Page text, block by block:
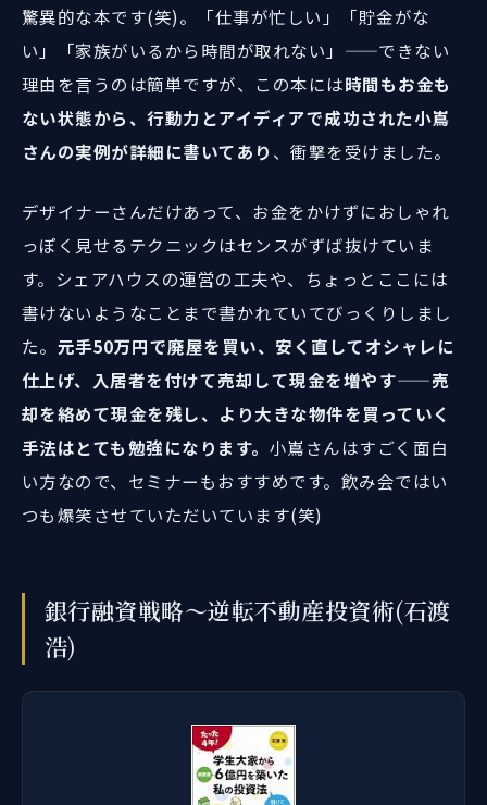
驚異的な本です(笑)。「仕事が忙しい」「貯金がな
い」「家族がいるから時間が取れない」——できない
理由を言うのは簡単ですが、この本には時間もお金も
ない状態から、行動力とアイディアで成功された小嶌
さんの実例が詳細に書いてあり 、衝撃を受けました。
デザイナーさんだけあって、お金をかけずにおしゃれ
っぽく見せるテクニックはセンスがずば抜けていま
す。シェアハウスの運営の工夫や、ちょっとここには
書けないようなことまで書かれていてびっくりしまし
た。 元手50万円で廃屋を買い、安く直してオシャレに
仕上げ、入居者を付けて売却して現金を増やす——売
却を絡めて現金を残し、より大きな物件を買っていく
手法はとても勉強になります。 小嶌さんはすごく面白
い方なので、セミナーもおすすめです。飲み会ではい
つも爆笑させていただいています(笑)
銀行融資戦略～逆転不動産投資術(石渡
浩)